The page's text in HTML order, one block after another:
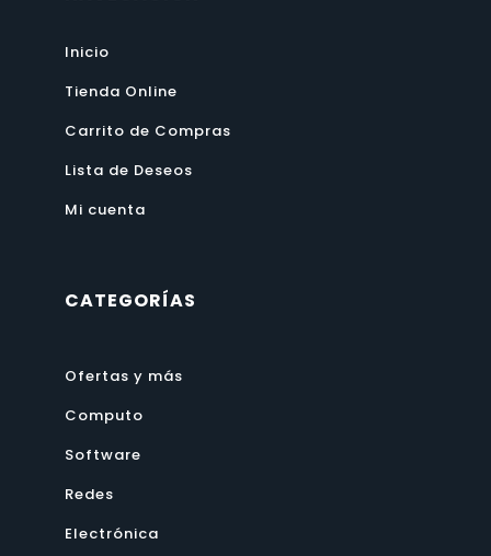
Inicio
Tienda Online
Carrito de Compras
Lista de Deseos
Mi cuenta
CATEGORÍAS
Ofertas y más
Computo
Software
Redes
Electrónica